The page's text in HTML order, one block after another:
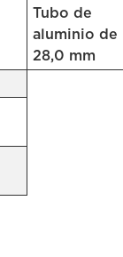
Tubo de
aluminio de
28,0 mm